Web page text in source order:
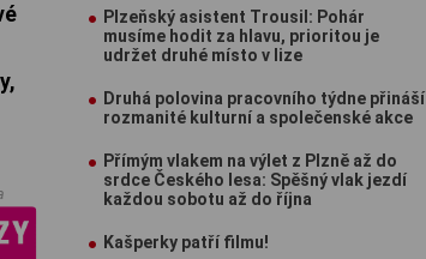
Plzeňský asistent Trousil: Pohár
musíme hodit za hlavu, prioritou je
udržet druhé místo v lize
Druhá polovina pracovního týdne přináší
rozmanité kulturní a společenské akce
Přímým vlakem na výlet z Plzně až do
srdce Českého lesa: Spěšný vlak jezdí
každou sobotu až do října
Kašperky patří filmu!